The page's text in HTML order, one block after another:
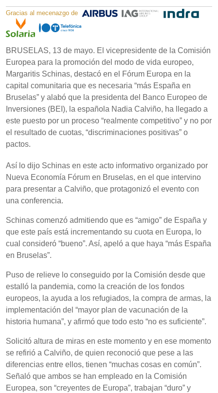
Gracias al mecenazgo de
BRUSELAS, 13 de mayo. El vicepresidente de la Comisión
Europea para la promoción del modo de vida europeo,
Margaritis Schinas, destacó en el Fórum Europa en la
capital comunitaria que es necesaria “más España en
Bruselas” y alabó que la presidenta del Banco Europeo de
Inversiones (BEI), la española Nadia Calviño, ha llegado a
este puesto por un proceso “realmente competitivo” y no por
el resultado de cuotas, “discriminaciones positivas” o
pactos.
Así lo dijo Schinas en este acto informativo organizado por
Nueva Economía Fórum en Bruselas, en el que intervino
para presentar a Calviño, que protagonizó el evento con
una conferencia.
Schinas comenzó admitiendo que es “amigo” de España y
que este país está incrementando su cuota en Europa, lo
cual consideró “bueno”. Así, apeló a que haya “más España
en Bruselas”.
Puso de relieve lo conseguido por la Comisión desde que
estalló la pandemia, como la creación de los fondos
europeos, la ayuda a los refugiados, la compra de armas, la
implementación del “mayor plan de vacunación de la
historia humana”, y afirmó que todo esto “no es suficiente”.
Solicitó altura de miras en este momento y en ese momento
se refirió a Calviño, de quien reconoció que pese a las
diferencias entre ellos, tienen “muchas cosas en común”.
Señaló que ambos se han empleado en la Comisión
Europea, son “creyentes de Europa”, trabajan “duro” y